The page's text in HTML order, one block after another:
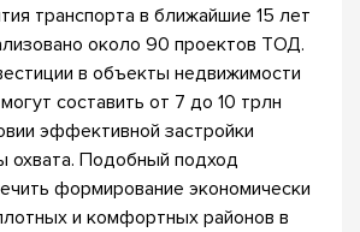
транспорта в ближайшие 15 лет
около 90 проектов ТОД.
в объекты недвижимости
составить от 7 до 10 трлн
эффективной застройки
охвата. Подобный подход
формирование экономически
и комфортных районов в